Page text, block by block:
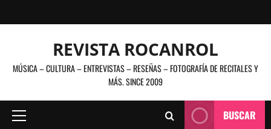
al
REVISTA ROCANROL
MÚSICA – CULTURA – ENTREVISTAS – RESEÑAS – FOTOGRAFÍA DE RECITALES Y
MÁS. SINCE 2009
Menú
BUSCAR